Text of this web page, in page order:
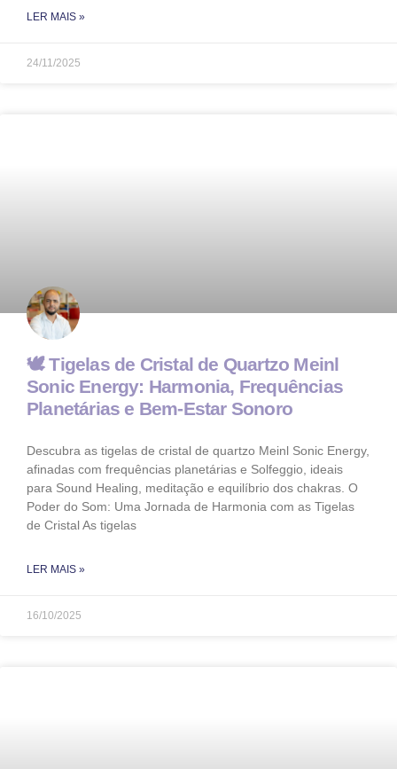
LER MAIS »
24/11/2025
🕊️ Tigelas de Cristal de Quartzo Meinl
Sonic Energy: Harmonia, Frequências
Planetárias e Bem-Estar Sonoro
Descubra as tigelas de cristal de quartzo Meinl Sonic Energy,
afinadas com frequências planetárias e Solfeggio, ideais
para Sound Healing, meditação e equilíbrio dos chakras. O
Poder do Som: Uma Jornada de Harmonia com as Tigelas
de Cristal As tigelas
LER MAIS »
16/10/2025